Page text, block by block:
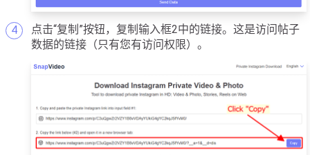
点击“复制”按钮，复制输入框2中的链接。这是访问帖子
数据的链接（只有您有访问权限）。